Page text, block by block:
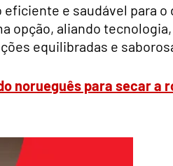
e saudável para o
opção, aliando
equilibradas e
norueguês para secar a